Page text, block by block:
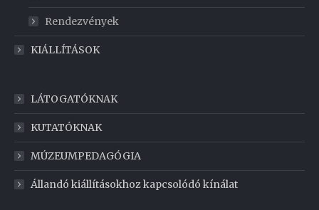
Rendezvények
KIÁLLÍTÁSOK
LÁTOGATÓKNAK
KUTATÓKNAK
MÚZEUMPEDAGÓGIA
Állandó kiállításokhoz kapcsolódó kínálat